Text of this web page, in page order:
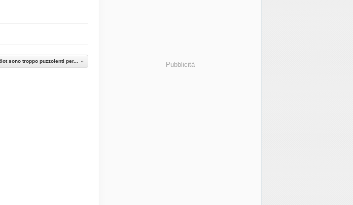
sono troppo puzzolenti per... Pubblicità